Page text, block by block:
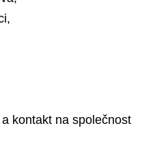
kontakt na společnost